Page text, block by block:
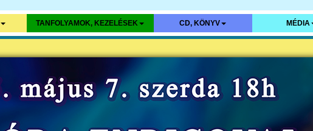
TANFOLYAMOK, KEZELÉSEK CD, KÖNYV MÉDIA